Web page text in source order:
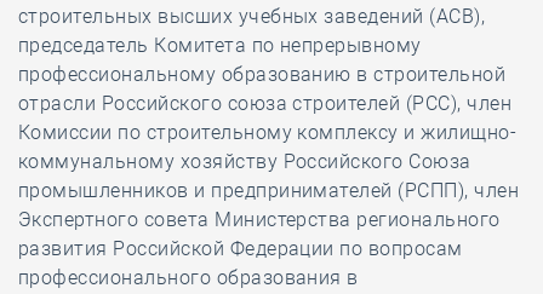
строительных высших учебных заведений (АСВ),
председатель Комитета по непрерывному
профессиональному образованию в строительной
отрасли Российского союза строителей (РСС), член
Комиссии по строительному комплексу и жилищно-
коммунальному хозяйству Российского Союза
промышленников и предпринимателей (РСПП), член
Экспертного совета Министерства регионального
развития Российской Федерации по вопросам
профессионального образования в